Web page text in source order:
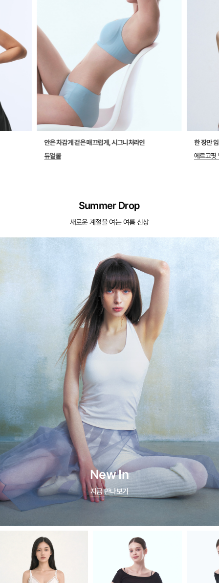
안은 차갑게 겉은 매끄럽게, 시그니처라인
듀얼쿨
한 장만
에르고핏
Summer Drop
새로운 계절을 여는 여름 신상
New In
지금 만나보기